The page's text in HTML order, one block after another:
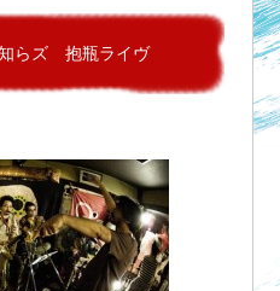
らズ 抱瓶ライヴ